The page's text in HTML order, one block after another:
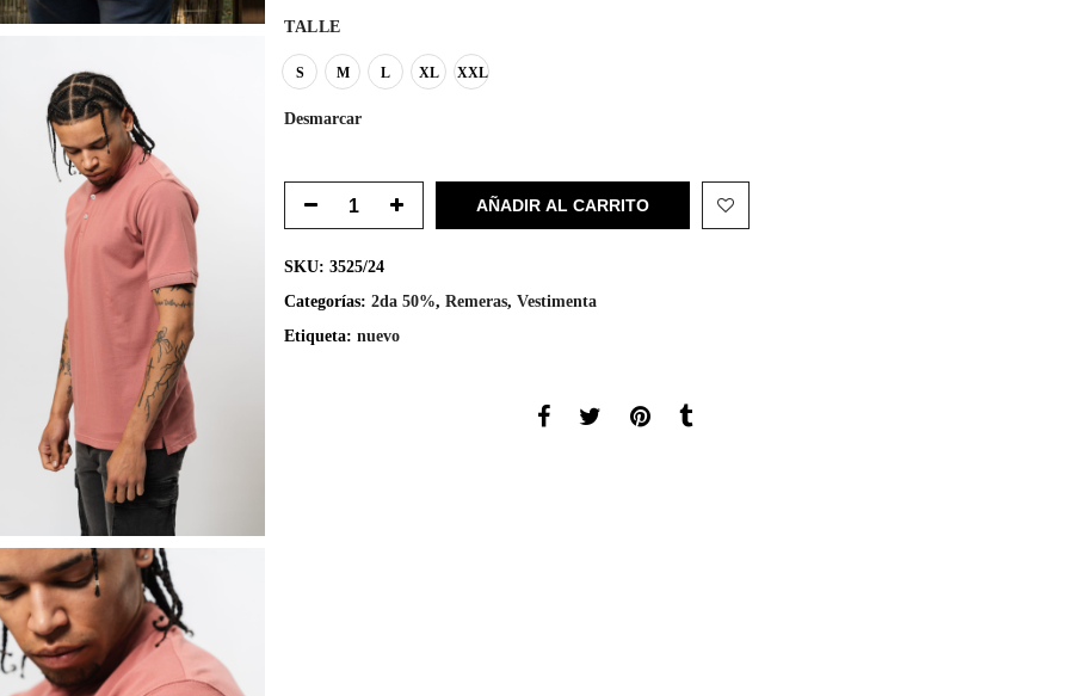
TALLE
S M L XL XXL
Desmarcar
AÑADIR AL CARRITO
SKU: 3525/24
Categorías: 2da 50%, Remeras, Vestimenta
Etiqueta: nuevo